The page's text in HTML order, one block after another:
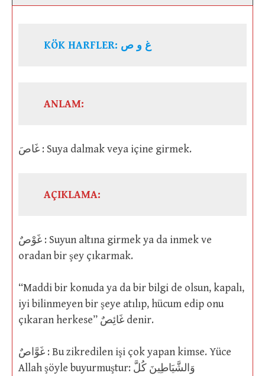
KÖK HARFLER: غ و ص
ANLAM:
غَاصَ : Suya dalmak veya içine girmek.
AÇIKLAMA:
غَوْصٌ : Suyun altına girmek ya da inmek ve
oradan bir şey çıkarmak.
“Maddi bir konuda ya da bir bilgi de olsun, kapalı,
iyi bilinmeyen bir şeye atılıp, hücum edip onu
çıkaran herkese” غَائِصٌ denir.
غَوَّاصٌ : Bu zikredilen işi çok yapan kimse. Yüce
Allah şöyle buyurmuştur: وَالشَّيَاطِينَ كُلَّ